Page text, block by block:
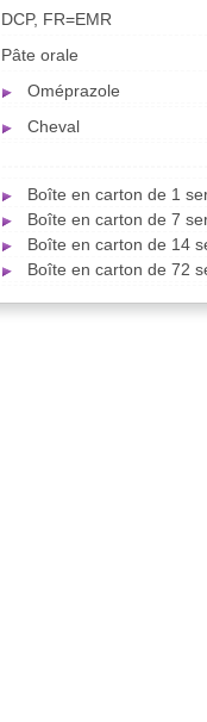
DCP, FR=EMR
Pâte orale
Oméprazole
Cheval
Boîte en carton de 1
Boîte en carton de 7
Boîte en carton de 14
Boîte en carton de 72